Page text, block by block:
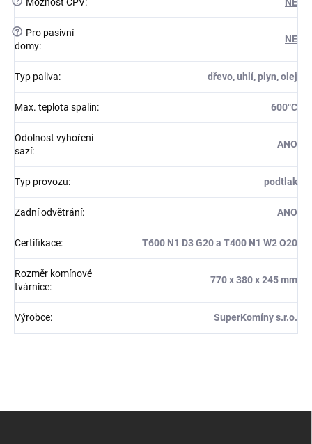
?
Pro pasivní
domy:
NE
Typ paliva: dřevo, uhlí, plyn, olej
Max. teplota spalin: 600°C
Odolnost vyhoření
sazí:
ANO
Typ provozu: podtlak
Zadní odvětrání: ANO
Certifikace: T600 N1 D3 G20 a T400 N1 W2 O20
Rozměr komínové
tvárnice:
770 x 380 x 245 mm
Výrobce: SuperKomíny s.r.o.